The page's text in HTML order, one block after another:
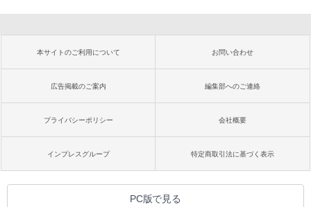
本サイトのご利用について お問い合わせ
広告掲載のご案内 編集部へのご連絡
プライバシーポリシー 会社概要
インプレスグループ 特定商取引法に基づく表示
PC版で見る